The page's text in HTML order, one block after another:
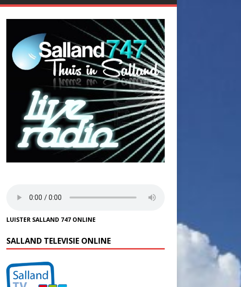
LUISTER SALLAND 747 ONLINE
SALLAND TELEVISIE ONLINE